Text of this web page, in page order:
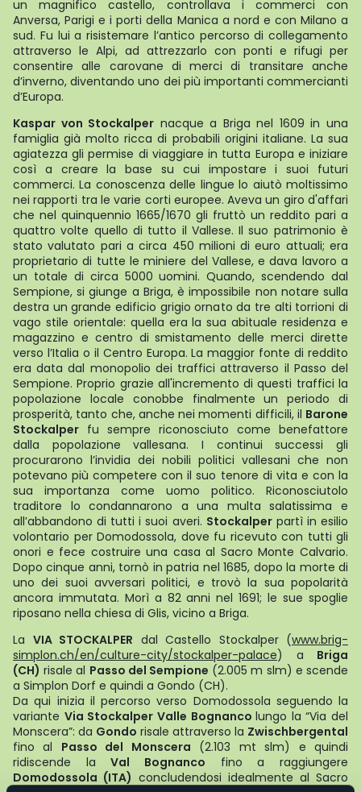
un magnifico castello, controllava i commerci con
Anversa, Parigi e i porti della Manica a nord e con Milano a
sud. Fu lui a risistemare l’antico percorso di collegamento
attraverso le Alpi, ad attrezzarlo con ponti e rifugi per
consentire alle carovane di merci di transitare anche
d’inverno, diventando uno dei più importanti commercianti
d’Europa.
Kaspar von Stockalper nacque a Briga nel 1609 in una
famiglia già molto ricca di probabili origini italiane. La sua
agiatezza gli permise di viaggiare in tutta Europa e iniziare
così a creare la base su cui impostare i suoi futuri
commerci. La conoscenza delle lingue lo aiutò moltissimo
nei rapporti tra le varie corti europee. Aveva un giro d'affari
che nel quinquennio 1665/1670 gli fruttò un reddito pari a
quattro volte quello di tutto il Vallese. Il suo patrimonio è
stato valutato pari a circa 450 milioni di euro attuali; era
proprietario di tutte le miniere del Vallese, e dava lavoro a
un totale di circa 5000 uomini. Quando, scendendo dal
Sempione, si giunge a Briga, è impossibile non notare sulla
destra un grande edificio grigio ornato da tre alti torrioni di
vago stile orientale: quella era la sua abituale residenza e
magazzino e centro di smistamento delle merci dirette
verso l’Italia o il Centro Europa. La maggior fonte di reddito
era data dal monopolio dei traffici attraverso il Passo del
Sempione. Proprio grazie all'incremento di questi traffici la
popolazione locale conobbe finalmente un periodo di
prosperità, tanto che, anche nei momenti difficili, il Barone
Stockalper fu sempre riconosciuto come benefattore
dalla popolazione vallesana. I continui successi gli
procurarono l’invidia dei nobili politici vallesani che non
potevano più competere con il suo tenore di vita e con la
sua importanza come uomo politico. Riconosciutolo
traditore lo condannarono a una multa salatissima e
all’abbandono di tutti i suoi averi. Stockalperpartì in esilio
volontario per Domodossola, dove fu ricevuto con tutti gli
onori e fece costruire una casa al Sacro Monte Calvario.
Dopo cinque anni, tornò in patria nel 1685, dopo la morte di
uno dei suoi avversari politici, e trovò la sua popolarità
ancora immutata. Morì a 82 anni nel 1691; le sue spoglie
riposano nella chiesa di Glis, vicino a Briga.
La VIA STOCKALPER dal Castello Stockalper (www.brig-
simplon.ch/en/culture-city/stockalper-palace) a Briga
(CH) risale al Passo del Sempione (2.005 m slm) e scende
a Simplon Dorf e quindi a Gondo (CH).
Da qui inizia il percorso verso Domodossola seguendo la
variante Via Stockalper Valle Bognancolungo la “Via del
Monscera”: da Gondo risale attraverso la Zwischbergental
fino al Passo del Monscera (2.103 mt slm) e quindi
ridiscende laVal Bognanco fino a raggiungere
Domodossola (ITA) concludendosi idealmente al Sacro